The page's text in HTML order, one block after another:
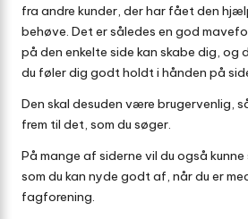
fra andre kunder, der har fået den
behøve. Det er således en god
på den enkelte side kan skabe dig,
du føler dig godt holdt i hånden på
Den skal desuden være brugervenlig,
frem til det, som du søger.
På mange af siderne vil du også
som du kan nyde godt af, når du er
fagforening.